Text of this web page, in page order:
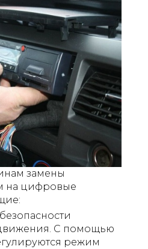
замены
на цифровые
С помощью
режим